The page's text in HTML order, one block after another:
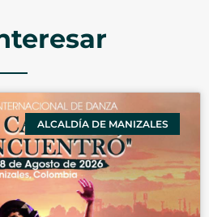
ALCALDÍA DE MANIZALES